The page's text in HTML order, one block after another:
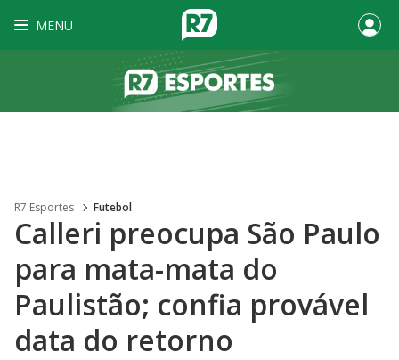
MENU
R7 Esportes Futebol
Calleri preocupa São Paulo
para mata-mata do
Paulistão; confia provável
data do retorno